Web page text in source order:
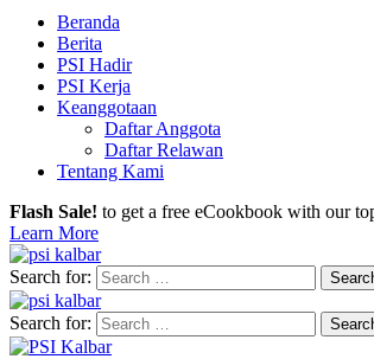
Beranda
Berita
PSI Hadir
PSI Kerja
Keanggotaan
Daftar Anggota
Daftar Relawan
Tentang Kami
Flash Sale! to get a free eCookbook with our
Learn More
Search for:
Search for: